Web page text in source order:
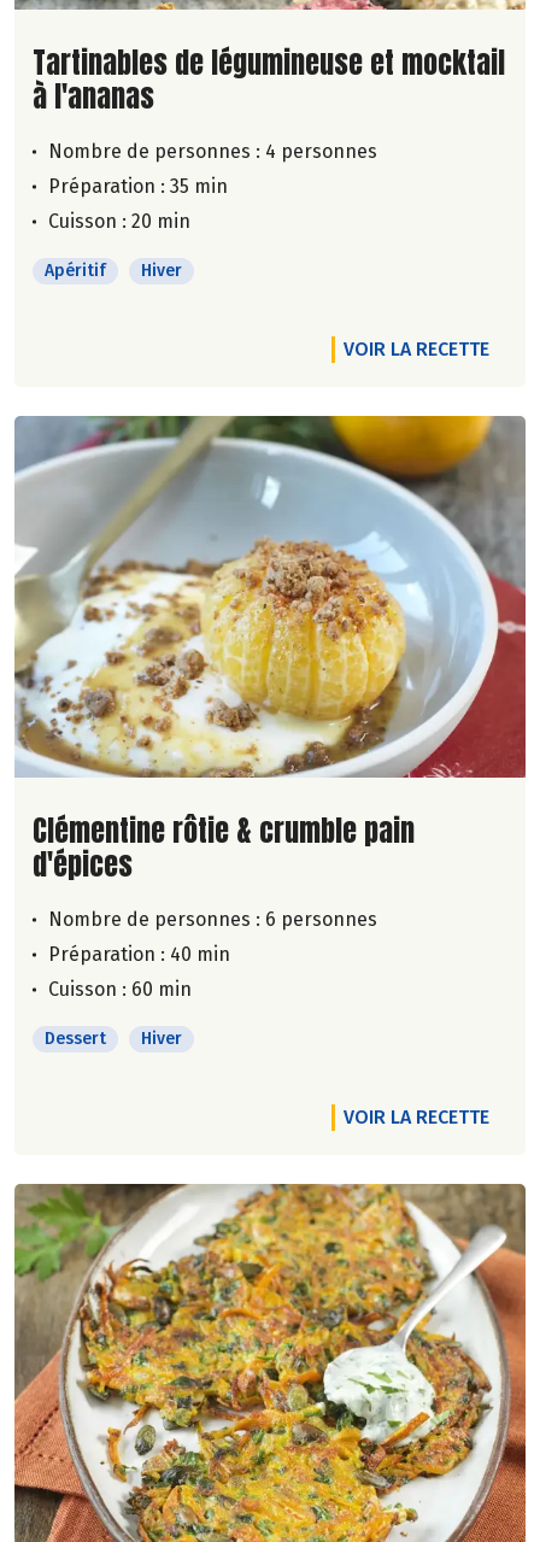
Lire la suite de la recette
Tartinables de légumineuse et mocktail
à l'ananas
Nombre de personnes : 4 personnes
Préparation : 35 min
Cuisson : 20 min
Apéritif Hiver
VOIR LA RECETTE
Lire la suite de la recette
Clémentine rôtie & crumble pain
d'épices
Nombre de personnes : 6 personnes
Préparation : 40 min
Cuisson : 60 min
Dessert Hiver
VOIR LA RECETTE